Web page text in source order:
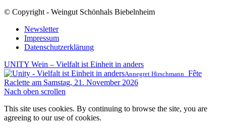
© Copyright - Weingut Schönhals Biebelnheim
Newsletter
Impressum
Datenschutzerklärung
UNITY Wein – Vielfalt ist Einheit in anders
Annegret Hirschmann Fête
Raclette am Samstag, 21. November 2026
Nach oben scrollen
This site uses cookies. By continuing to browse the site, you are
agreeing to our use of cookies.